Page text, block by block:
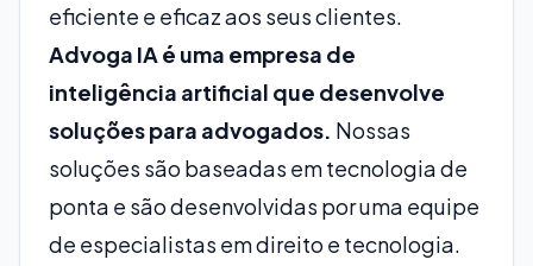
eficiente e eficaz aos seus clientes.
Advoga IA é uma empresa de
inteligência artificial que desenvolve
soluções para advogados. Nossas
soluções são baseadas em tecnologia de
ponta e são desenvolvidas por uma equipe
de especialistas em direito e tecnologia.